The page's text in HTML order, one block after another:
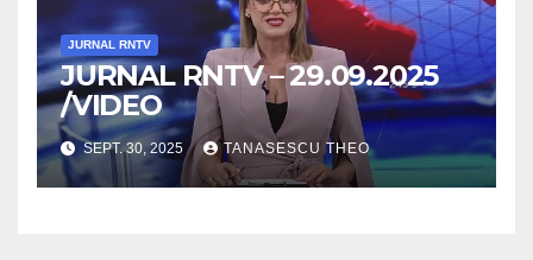
JURNAL RNTV
JURNAL RNTV – 29.09.2025
/VIDEO
SEPT. 30, 2025 TANASESCU THEO